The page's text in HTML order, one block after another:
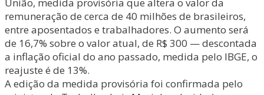
remuneração de cerca de 40 milhões de brasileiros,
entre aposentados e trabalhadores. O aumento será
de 16,7% sobre o valor atual, de R$ 300 — descontada
a inflação oficial do ano passado, medida pelo IBGE, o
reajuste é de 13%.
A edição da medida provisória foi confirmada pelo